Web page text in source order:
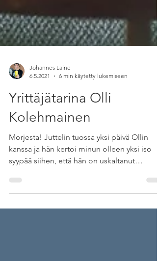
6.5.2021
6 min käytetty lukemiseen
Yrittäjätarina Olli
Kolehmainen
Morjesta! Juttelin tuossa yksi päivä Ollin
kanssa ja hän kertoi minun olleen yksi iso
syypää siihen, että hän on uskaltanut
toteuttaa...